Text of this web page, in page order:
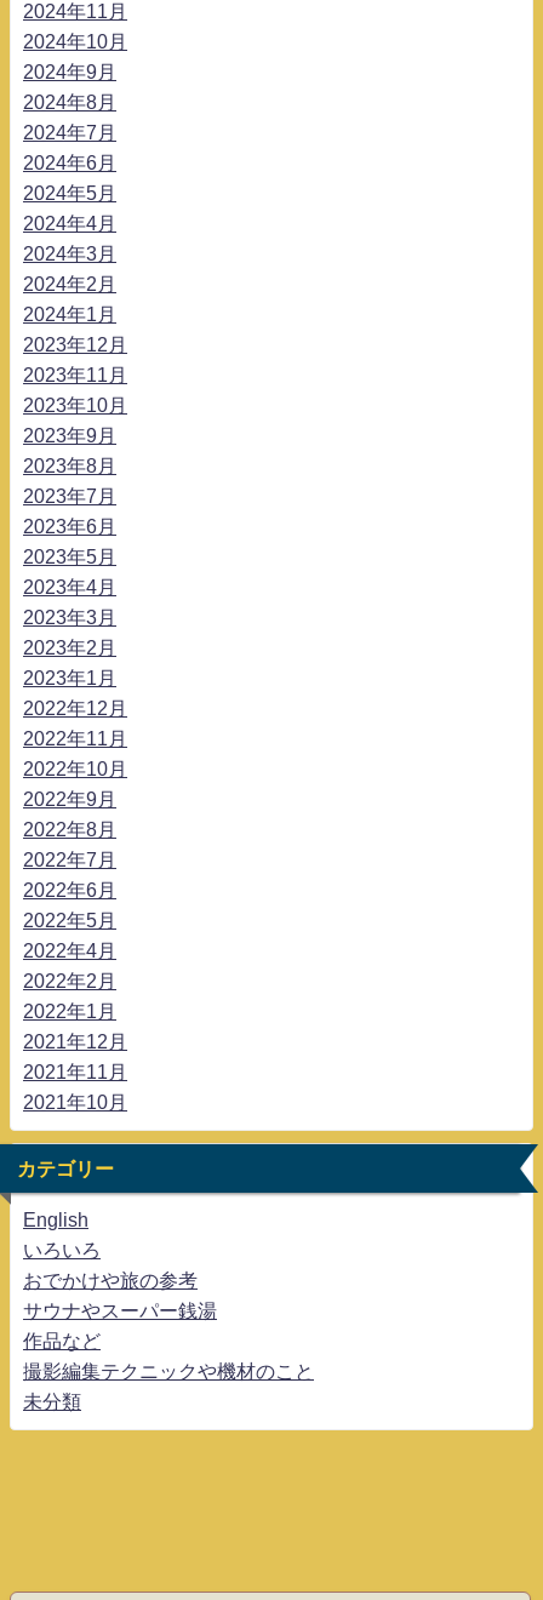
2024年11月
2024年10月
2024年9月
2024年8月
2024年7月
2024年6月
2024年5月
2024年4月
2024年3月
2024年2月
2024年1月
2023年12月
2023年11月
2023年10月
2023年9月
2023年8月
2023年7月
2023年6月
2023年5月
2023年4月
2023年3月
2023年2月
2023年1月
2022年12月
2022年11月
2022年10月
2022年9月
2022年8月
2022年7月
2022年6月
2022年5月
2022年4月
2022年2月
2022年1月
2021年12月
2021年11月
2021年10月
カテゴリー
English
いろいろ
おでかけや旅の参考
サウナやスーパー銭湯
作品など
撮影編集テクニックや機材のこと
未分類